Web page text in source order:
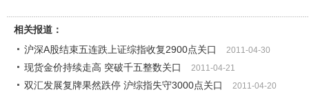
相关报道：
沪深A股结束五连跌上证综指收复2900点关口
2011-04-30
现货金价持续走高 突破千五整数关口 2011-04-21
双汇发展复牌果然跌停 沪综指失守3000点关口 2011-04-20